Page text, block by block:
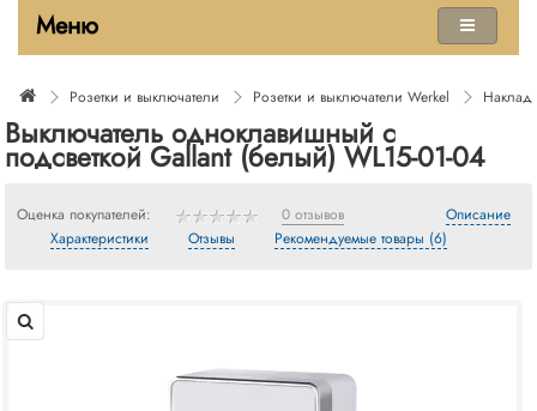
Меню
Розетки и выключатели Розетки и выключатели Werkel
Выключатель одноклавишный с
подсветкой Gallant (белый) WL15-01-04
Оценка покупателей: 0 отзывов
Описание
Характеристики
Отзывы Рекомендуемые товары (6)